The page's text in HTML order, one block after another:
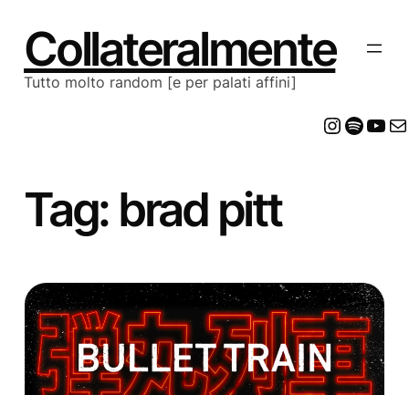
contenuto
Collateralmente
Tutto molto random [e per palati affini]
Tag: brad pitt